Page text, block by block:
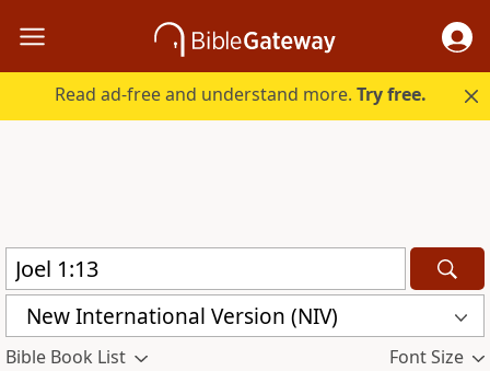
Read ad-free and understand more.Try free.
New International Version (NIV)
Bible Book List Font Size